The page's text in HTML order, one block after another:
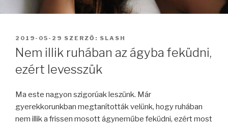
BEKÜLDVE:
2019-05-29 SZERZŐ: SLASH
Nem illik ruhában az ágyba feküdni,
ezért levesszük
Ma este nagyon szigorúak leszünk. Már
gyerekkorunkban megtanították velünk, hogy ruhában
nem illik a frissen mosott ágyneműbe feküdni, ezért most